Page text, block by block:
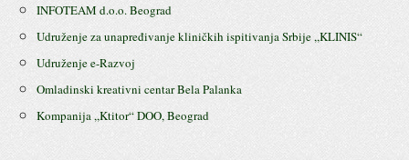
INFOTEAM d.o.o. Beograd
Udruženje za unapređivanje kliničkih ispitivanja Srbije ,,KLINIS“
Udruženje e-Razvoj
Omladinski kreativni centar Bela Palanka
Kompanija ,,Ktitor“ DOO, Beograd